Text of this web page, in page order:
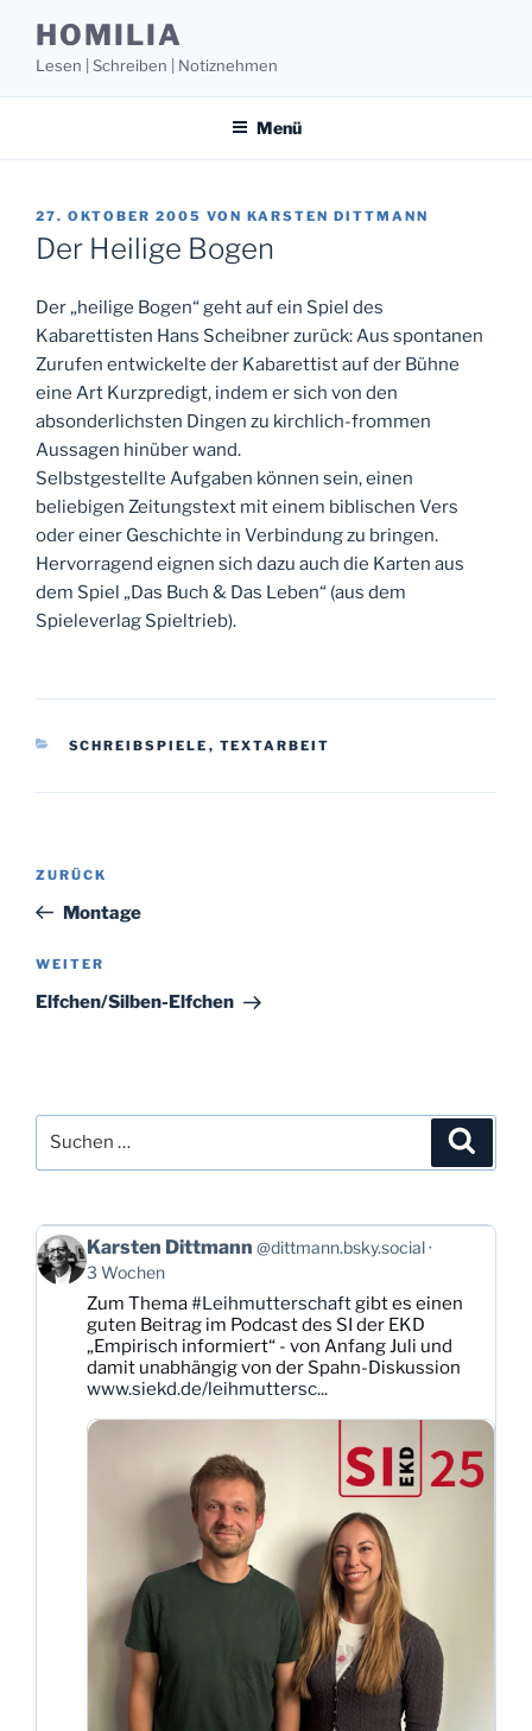
Inhalt
springen
HOMILIA
Lesen | Schreiben | Notiznehmen
Menü
VERÖFFENTLICHT
AM
27. OKTOBER 2005 VON KARSTEN DITTMANN
Der Heilige Bogen
Der „heilige Bogen“ geht auf ein Spiel des
Kabarettisten Hans Scheibner zurück: Aus spontanen
Zurufen entwickelte der Kabarettist auf der Bühne
eine Art Kurzpredigt, indem er sich von den
absonderlichsten Dingen zu kirchlich-frommen
Aussagen hinüber wand.
Selbstgestellte Aufgaben können sein, einen
beliebigen Zeitungstext mit einem biblischen Vers
oder einer Geschichte in Verbindung zu bringen.
Hervorragend eignen sich dazu auch die Karten aus
dem Spiel „Das Buch & Das Leben“ (aus dem
Spieleverlag Spieltrieb).
KATEGORIEN
SCHREIBSPIELE , TEXTARBEIT
Beitragsnavigation
Vorheriger
Beitrag
ZURÜCK
Montage
Nächster
Beitrag
WEITER
Elfchen/Silben-Elfchen
nach:
Beitrag
von
Karsten
Dittmann
Bluesky
ansehen
Karsten Dittmann @dittmann.bsky.social
3 Wochen
Zum Thema#Leihmutterschaftgibt es einen
guten Beitrag im Podcast des SI der EKD
„Empirisch informiert“ - von Anfang Juli und
damit unabhängig von der Spahn-Diskussion
www.siekd.de/leihmuttersc...